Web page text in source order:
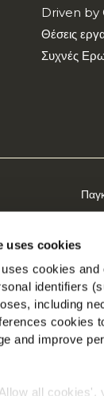
uses cookies
cookies
identifiers
including
cookies
and improve
all cookies',
Driven by
Θέσεις
Συχνές